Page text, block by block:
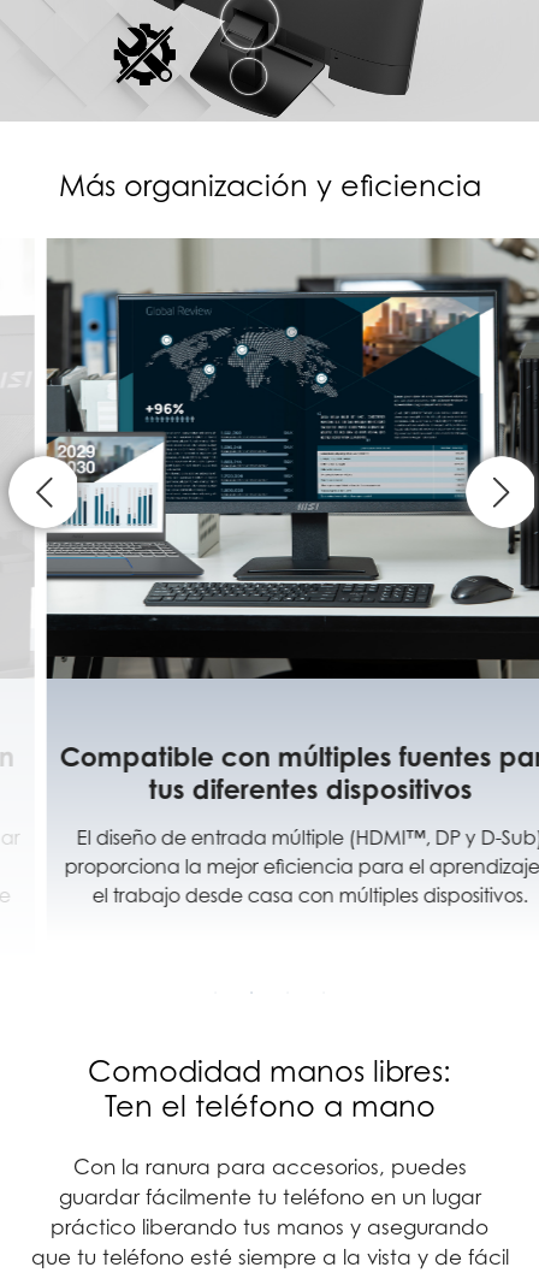
Más organización y eficiencia
Compatible con múltiples fuentes para
tus diferentes dispositivos
El diseño de entrada múltiple (HDMI™, DP y D-Sub)
proporciona la mejor eficiencia para el aprendizaje o
el trabajo desde casa con múltiples dispositivos.
Comodidad manos libres:
Ten el teléfono a mano
Con la ranura para accesorios, puedes
guardar fácilmente tu teléfono en un lugar
práctico liberando tus manos y asegurando
que tu teléfono esté siempre a la vista y de fácil